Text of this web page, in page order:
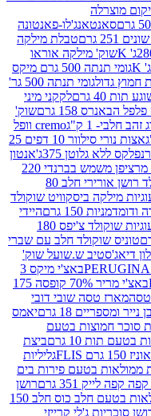
פאנטונה
טבלת מילקה
אוראו
גומי תנתה 500 גרם מיקס
גומי תנתה 500 גר'
לקקני מיני
גרם
שוק'
cremo וופל
אצות נורי סילוור 10 דפים 25
375ג'
אנטון
אנטון ברג מרציפן משמש בברנדי 220
שוקולד רושן אורירי חלב 80
ביסקוויט שוקולד
היידי
טוניס שוקולד חלב עם עוגיות שוקולד צ'יפס 180
חלב עם שברי
ש.שועל שוק'
באצ'י מיקס 3
באצ'י מריר 70% קופסה 175
שובי דובי
גרם
יאמס
בטעם
ביצת
גליליות
פירות בים
רושן
סוכריות טופי ממולאות בטעם חלב כוס חלב 150
קרייזי